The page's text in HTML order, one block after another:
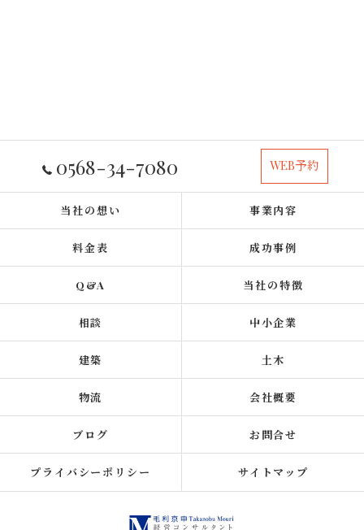
0568-34-7080 WEB予約
当社の想い 事業内容
料金表 成功事例
Q&A 当社の特徴
相談 中小企業
建築 土木
物流 会社概要
ブログ お問合せ
プライバシーポリシー サイトマップ